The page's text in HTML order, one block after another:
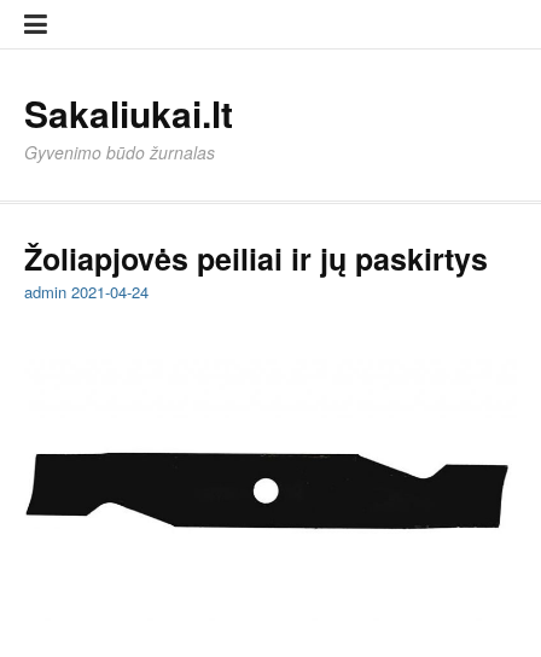
prie
Page
Page
Sakaliukai.lt
Gyvenimo būdo žurnalas
Žoliapjovės peiliai ir jų paskirtys
admin 2021-04-24